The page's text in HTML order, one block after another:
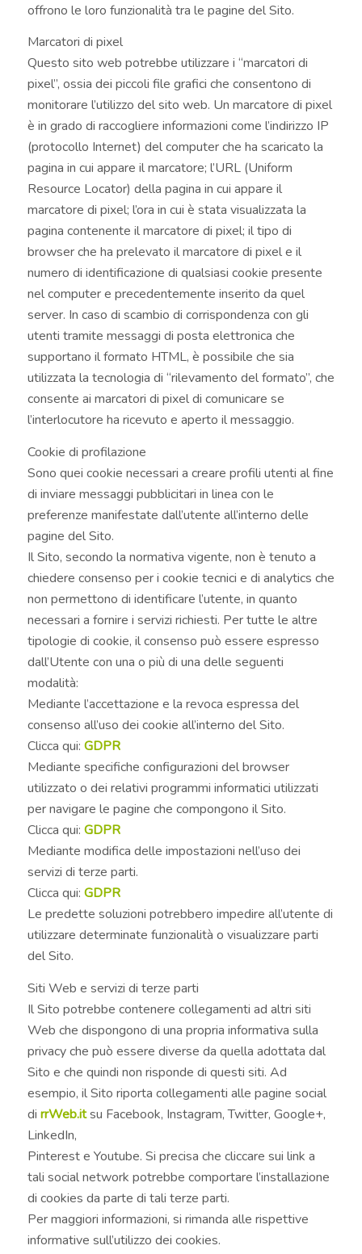
offrono le loro funzionalità tra le pagine del Sito.
Marcatori di pixel
Questo sito web potrebbe utilizzare i “marcatori di
pixel”, ossia dei piccoli file grafici che consentono di
monitorare l’utilizzo del sito web. Un marcatore di pixel
è in grado di raccogliere informazioni come l’indirizzo IP
(protocollo Internet) del computer che ha scaricato la
pagina in cui appare il marcatore; l’URL (Uniform
Resource Locator) della pagina in cui appare il
marcatore di pixel; l’ora in cui è stata visualizzata la
pagina contenente il marcatore di pixel; il tipo di
browser che ha prelevato il marcatore di pixel e il
numero di identificazione di qualsiasi cookie presente
nel computer e precedentemente inserito da quel
server. In caso di scambio di corrispondenza con gli
utenti tramite messaggi di posta elettronica che
supportano il formato HTML, è possibile che sia
utilizzata la tecnologia di “rilevamento del formato”, che
consente ai marcatori di pixel di comunicare se
l’interlocutore ha ricevuto e aperto il messaggio.
Cookie di profilazione
Sono quei cookie necessari a creare profili utenti al fine
di inviare messaggi pubblicitari in linea con le
preferenze manifestate dall’utente all’interno delle
pagine del Sito.
Il Sito, secondo la normativa vigente, non è tenuto a
chiedere consenso per i cookie tecnici e di analytics che
non permettono di identificare l’utente, in quanto
necessari a fornire i servizi richiesti. Per tutte le altre
tipologie di cookie, il consenso può essere espresso
dall’Utente con una o più di una delle seguenti
modalità:
Mediante l’accettazione e la revoca espressa del
consenso all’uso dei cookie all’interno del Sito.
Clicca qui: GDPR
Mediante specifiche configurazioni del browser
utilizzato o dei relativi programmi informatici utilizzati
per navigare le pagine che compongono il Sito.
Clicca qui: GDPR
Mediante modifica delle impostazioni nell’uso dei
servizi di terze parti.
Clicca qui: GDPR
Le predette soluzioni potrebbero impedire all’utente di
utilizzare determinate funzionalità o visualizzare parti
del Sito.
Siti Web e servizi di terze parti
Il Sito potrebbe contenere collegamenti ad altri siti
Web che dispongono di una propria informativa sulla
privacy che può essere diverse da quella adottata dal
Sito e che quindi non risponde di questi siti. Ad
esempio, il Sito riporta collegamenti alle pagine social
di rrWeb.itsu Facebook, Instagram, Twitter, Google+,
LinkedIn,
Pinterest e Youtube. Si precisa che cliccare sui link a
tali social network potrebbe comportare l’installazione
di cookies da parte di tali terze parti.
Per maggiori informazioni, si rimanda alle rispettive
informative sull’utilizzo dei cookies.